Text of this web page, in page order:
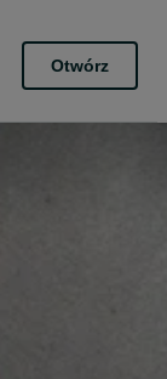
Otwórz